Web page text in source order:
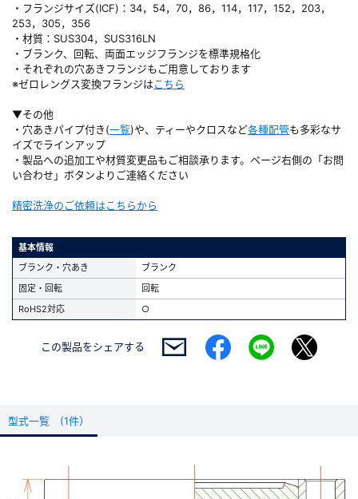
・フランジサイズ(ICF)：34，54，70，86，114，117，152，203，
253，305，356
・材質：SUS304，SUS316LN
・ブランク、回転、両面エッジフランジを標準規格化
・それぞれの穴あきフランジもご用意しております
※ゼロレングス変換フランジはこちら
▼その他
・穴あきパイプ付き(一覧)や、ティーやクロスなど各種配管も多彩なサ
イズでラインアップ
・製品への追加工や材質変更品もご相談承ります。ページ右側の「お問
い合わせ」ボタンよりご連絡ください
精密洗浄のご依頼はこちらから
基本情報
ブランク・穴あき
ブランク
固定・回転
回転
RoHS2対応
○
この製品をシェアする
型式一覧 (1件）